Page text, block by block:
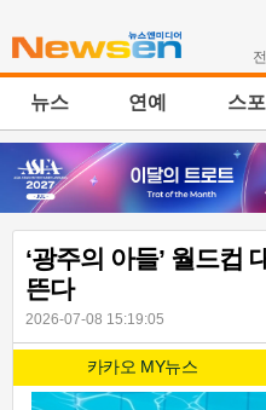
뉴스 연예 스
‘광주의 아들’ 월드컵
뜬다
2026-07-08 15:19:05
카카오 MY뉴스